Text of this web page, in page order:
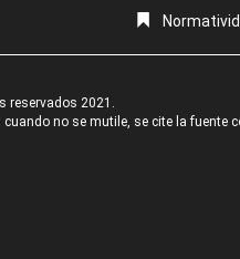
reservados 2021.
no se mutile, se cite la fuente